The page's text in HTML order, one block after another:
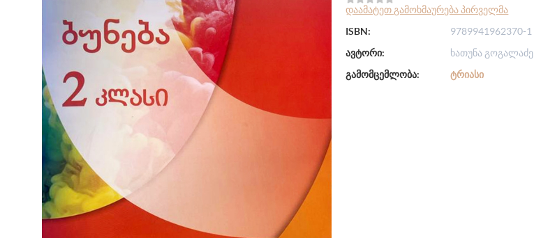
დაამატეთ გამოხმაურება პირველმა
ISBN:
9789941962370-1
ავტორი:
ხათუნა გოგალაძე
გამომცემლობა:
ᲢᲠᲘᲐᲡᲘ